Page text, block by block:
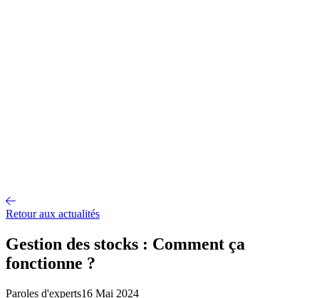
Retour aux actualités
Gestion des stocks : Comment ça
fonctionne ?
Paroles d'experts16 Mai 2024